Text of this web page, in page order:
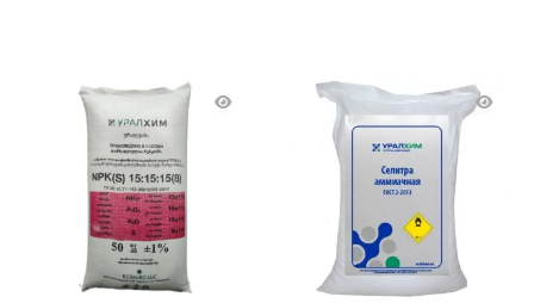
несколько
вариантов.
Опции
можно
выбрать
на
несколько
вариантов.
Опции
можно
выбрать
на
странице